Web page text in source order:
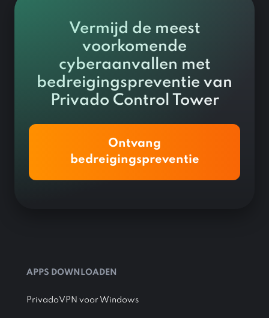
Vermijd de meest
voorkomende
cyberaanvallen met
bedreigingspreventie van
Privado Control Tower
Ontvang
bedreigingspreventie
APPS DOWNLOADEN
PrivadoVPN voor Windows